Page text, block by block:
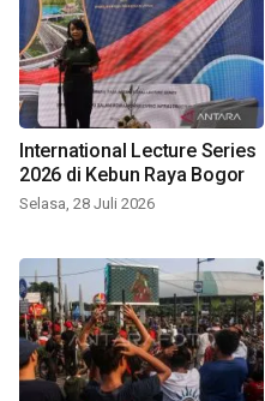
International Lecture Series
2026 di Kebun Raya Bogor
Selasa, 28 Juli 2026